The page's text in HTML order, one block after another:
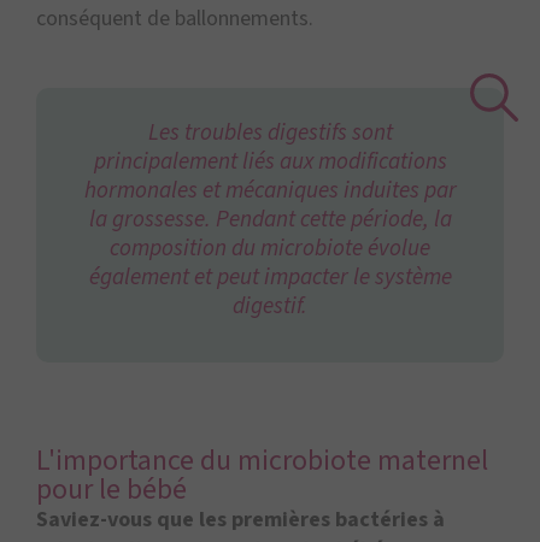
conséquent de ballonnements.
Les troubles digestifs sont
principalement liés aux modifications
hormonales et mécaniques induites par
la grossesse. Pendant cette période, la
composition du microbiote évolue
également et peut impacter le système
digestif.
L'importance du microbiote maternel
pour le bébé
Saviez-vous que les premières bactéries à